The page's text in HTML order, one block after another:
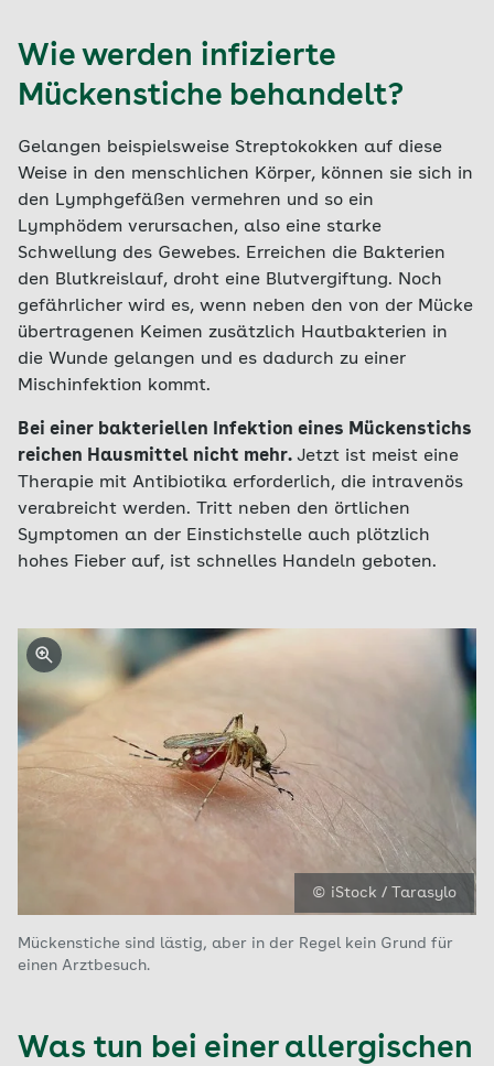
Wie werden infizierte
Mückenstiche behandelt?
Gelangen beispielsweise Streptokokken auf diese
Weise in den menschlichen Körper, können sie sich in
den Lymphgefäßen vermehren und so ein
Lymphödem verursachen, also eine starke
Schwellung des Gewebes. Erreichen die Bakterien
den Blutkreislauf, droht eine Blutvergiftung. Noch
gefährlicher wird es, wenn neben den von der Mücke
übertragenen Keimen zusätzlich Hautbakterien in
die Wunde gelangen und es dadurch zu einer
Mischinfektion kommt.
Bei einer bakteriellen Infektion eines Mückenstichs
reichen Hausmittel nicht mehr. Jetzt ist meist eine
Therapie mit Antibiotika erforderlich, die intravenös
verabreicht werden. Tritt neben den örtlichen
Symptomen an der Einstichstelle auch plötzlich
hohes Fieber auf, ist schnelles Handeln geboten.
© iStock / Tarasylo
Mückenstiche sind lästig, aber in der Regel kein Grund für
einen Arztbesuch.
Was tun bei einer allergischen